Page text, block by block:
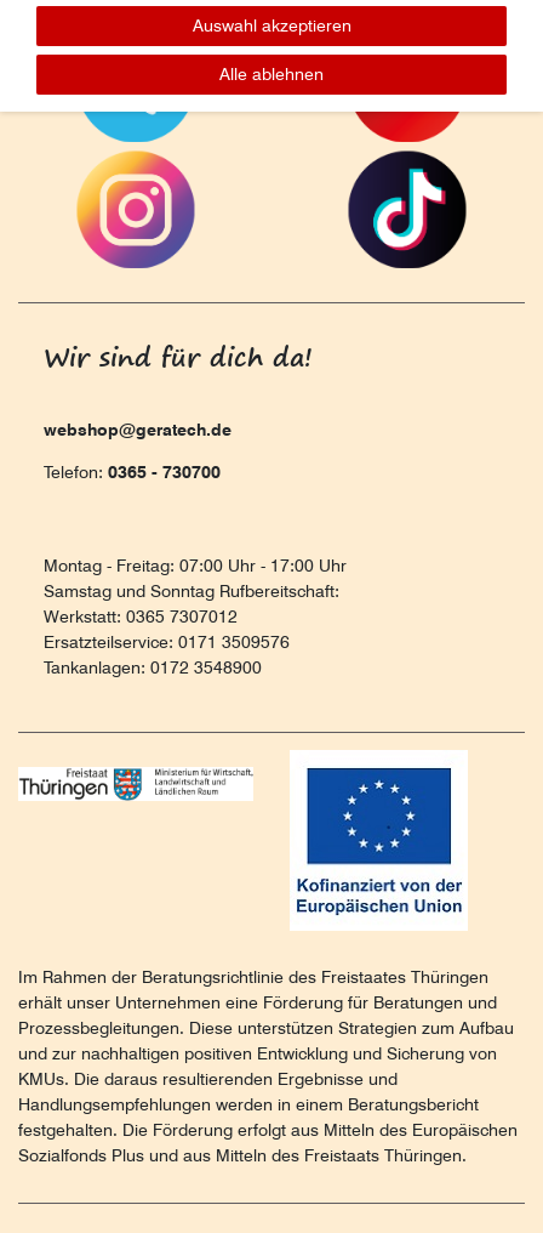
Wir sind für dich da!
webshop@geratech.de
Telefon: 0365 - 730700
Montag - Freitag: 07:00 Uhr - 17:00 Uhr
Samstag und Sonntag Rufbereitschaft:
Werkstatt: 0365 7307012
Ersatzteilservice: 0171 3509576
Tankanlagen: 0172 3548900
Im Rahmen der Beratungsrichtlinie des Freistaates Thüringen
erhält unser Unternehmen eine Förderung für Beratungen und
Prozessbegleitungen. Diese unterstützen Strategien zum Aufbau
und zur nachhaltigen positiven Entwicklung und Sicherung von
KMUs. Die daraus resultierenden Ergebnisse und
Handlungsempfehlungen werden in einem Beratungsbericht
festgehalten. Die Förderung erfolgt aus Mitteln des Europäischen
Sozialfonds Plus und aus Mitteln des Freistaats Thüringen.
Auswahl akzeptieren
Alle ablehnen